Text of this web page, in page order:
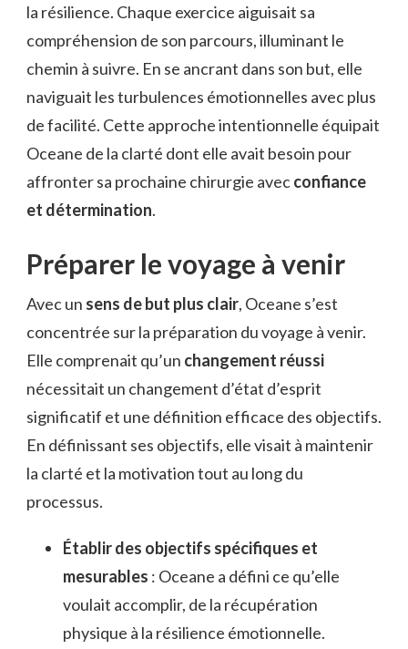
la résilience. Chaque exercice aiguisait sa
compréhension de son parcours, illuminant le
chemin à suivre. En se ancrant dans son but, elle
naviguait les turbulences émotionnelles avec plus
de facilité. Cette approche intentionnelle équipait
Oceane de la clarté dont elle avait besoin pour
affronter sa prochaine chirurgie avecconfiance
et détermination.
Préparer le voyage à venir
Avec un sens de but plus clair, Oceane s’est
concentrée sur la préparation du voyage à venir.
Elle comprenait qu’un changement réussi
nécessitait un changement d’état d’esprit
significatif et une définition efficace des objectifs.
En définissant ses objectifs, elle visait à maintenir
la clarté et la motivation tout au long du
processus.
Établir des objectifs spécifiques et
mesurables : Oceane a défini ce qu’elle
voulait accomplir, de la récupération
physique à la résilience émotionnelle.